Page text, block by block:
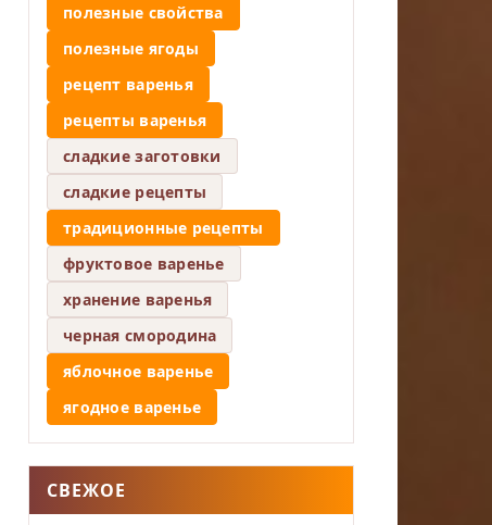
полезные свойства
полезные ягоды
рецепт варенья
рецепты варенья
сладкие заготовки
сладкие рецепты
традиционные рецепты
фруктовое варенье
хранение варенья
черная смородина
яблочное варенье
ягодное варенье
СВЕЖОЕ